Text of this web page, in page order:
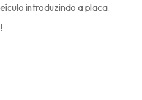
introduzindo a placa.